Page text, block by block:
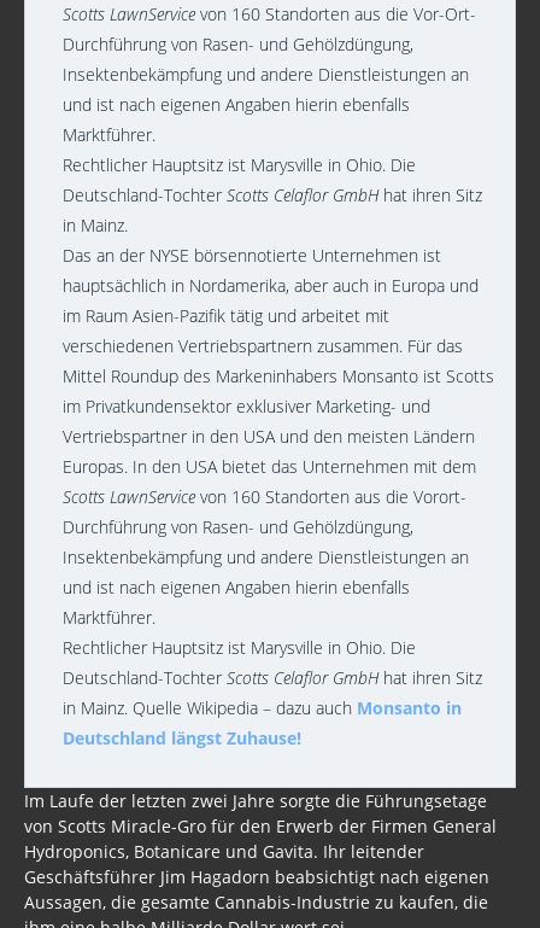
Scotts LawnService von 160 Standorten aus die Vor-Ort-
Durchführung von Rasen- und Gehölzdüngung,
Insektenbekämpfung und andere Dienstleistungen an
und ist nach eigenen Angaben hierin ebenfalls
Marktführer.
Rechtlicher Hauptsitz ist Marysville in Ohio. Die
Deutschland-Tochter Scotts Celaflor GmbHhat ihren Sitz
in Mainz.
Das an der NYSE börsennotierte Unternehmen ist
hauptsächlich in Nordamerika, aber auch in Europa und
im Raum Asien-Pazifik tätig und arbeitet mit
verschiedenen Vertriebspartnern zusammen. Für das
Mittel Roundup des Markeninhabers Monsanto ist Scotts
im Privatkundensektor exklusiver Marketing- und
Vertriebspartner in den USA und den meisten Ländern
Europas. In den USA bietet das Unternehmen mit dem
Scotts LawnService von 160 Standorten aus die Vorort-
Durchführung von Rasen- und Gehölzdüngung,
Insektenbekämpfung und andere Dienstleistungen an
und ist nach eigenen Angaben hierin ebenfalls
Marktführer.
Rechtlicher Hauptsitz ist Marysville in Ohio. Die
Deutschland-Tochter Scotts Celaflor GmbHhat ihren Sitz
in Mainz. Quelle Wikipedia – dazu auch Monsanto in
Deutschland längst Zuhause!
Im Laufe der letzten zwei Jahre sorgte die Führungsetage
von Scotts Miracle-Gro für den Erwerb der Firmen General
Hydroponics, Botanicare und Gavita. Ihr leitender
Geschäftsführer Jim Hagadorn beabsichtigt nach eigenen
Aussagen, die gesamte Cannabis-Industrie zu kaufen, die